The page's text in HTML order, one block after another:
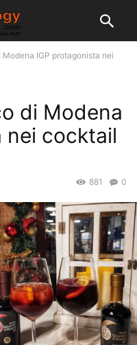
Modena IGP protagonista nei
di Modena
nei cocktail
0
881